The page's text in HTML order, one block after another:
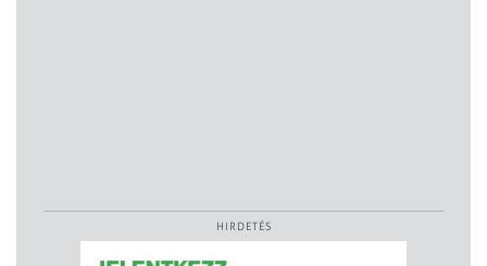
HIRDETÉS